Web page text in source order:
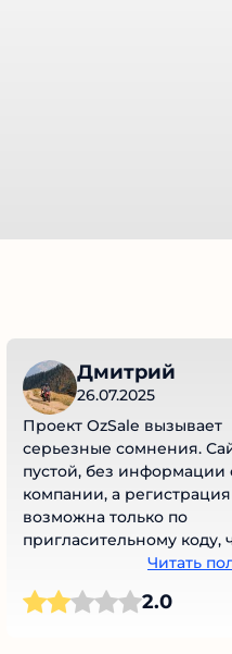
Дмитрий
26.07.2025
Проект OzSale вызывает
серьезные сомнения.
пустой, без информации
компании, а регистрация
возможна только по
пригласительному коду,
настораживает.
контактов и юридических
документов,
Читать
2.0